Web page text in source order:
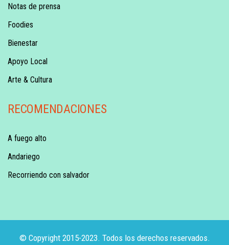
Notas de prensa
Foodies
Bienestar
Apoyo Local
Arte & Cultura
RECOMENDACIONES
A fuego alto
Andariego
Recorriendo con salvador
© Copyright 2015-2023. Todos los derechos reservados.